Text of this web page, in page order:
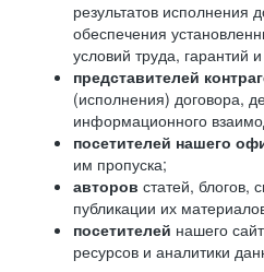
результатов исполнения
обеспечения
условий труда, гарантий
представителей
(исполнения) договора,
информационного
посетителей нашего
им пропуска;
авторов статей, блогов,
публикации их
посетителей нашего
ресурсов и аналитики